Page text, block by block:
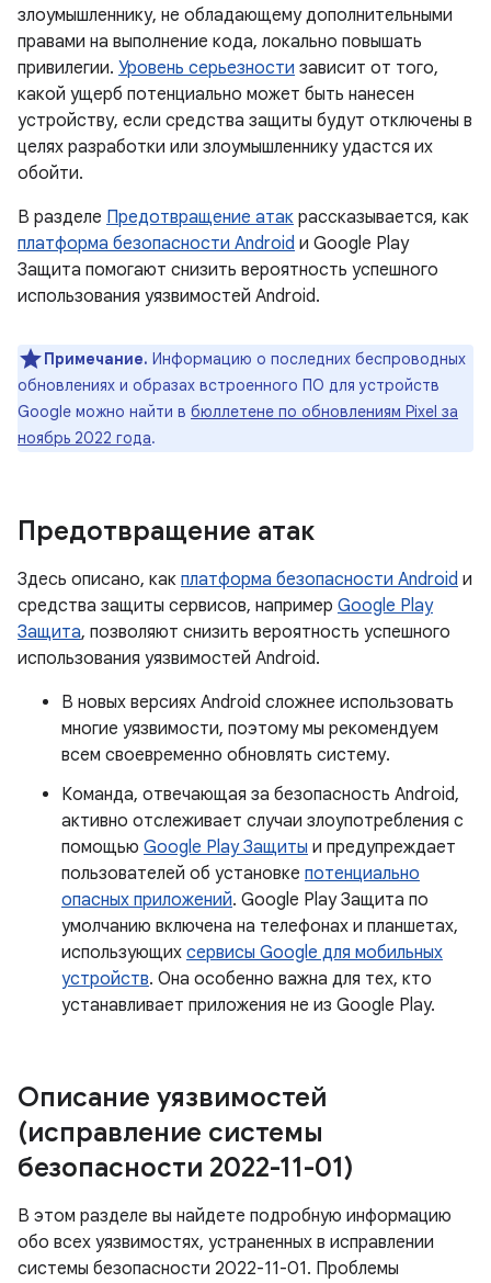
злоумышленнику, не обладающему дополнительными
правами на выполнение кода, локально повышать
привилегии. Уровень серьезности зависит от того,
какой ущерб потенциально может быть нанесен
устройству, если средства защиты будут отключены в
целях разработки или злоумышленнику удастся их
обойти.
В разделе Предотвращение атак рассказывается, как
платформа безопасности Android и Google Play
Защита помогают снизить вероятность успешного
использования уязвимостей Android.
Примечание. Информацию о последних беспроводных
обновлениях и образах встроенного ПО для устройств
Google можно найти в бюллетене по обновлениям Pixel за
ноябрь 2022 года.
Предотвращение атак
Здесь описано, как платформа безопасности Android и
средства защиты сервисов, например Google Play
Защита, позволяют снизить вероятность успешного
использования уязвимостей Android.
В новых версиях Android сложнее использовать
многие уязвимости, поэтому мы рекомендуем
всем своевременно обновлять систему.
Команда, отвечающая за безопасность Android,
активно отслеживает случаи злоупотребления с
помощью Google Play Защиты и предупреждает
пользователей об установке потенциально
опасных приложений. Google Play Защита по
умолчанию включена на телефонах и планшетах,
использующих сервисы Google для мобильных
устройств. Она особенно важна для тех, кто
устанавливает приложения не из Google Play.
Описание уязвимостей
(исправление системы
безопасности 2022-11-01)
В этом разделе вы найдете подробную информацию
обо всех уязвимостях, устраненных в исправлении
системы безопасности 2022-11-01. Проблемы